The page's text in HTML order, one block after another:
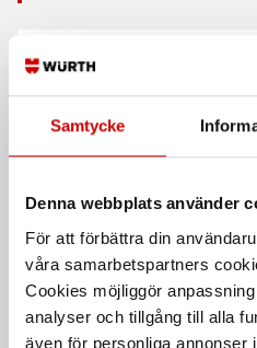
Samtycke
Denna webbplats använder
För att förbättra din
våra samarbetspartners
Cookies möjliggör
analyser och tillgång till alla
även för personliga annonser
UV-skyddad pikétröja
100% Polyester